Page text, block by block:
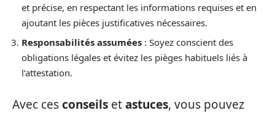
et précise, en respectant les informations requises et en
ajoutant les pièces justificatives nécessaires.
Responsabilités assumées : Soyez conscient des
obligations légales et évitez les pièges habituels liés à
l’attestation.
Avec cesconseils etastuces, vous pouvez